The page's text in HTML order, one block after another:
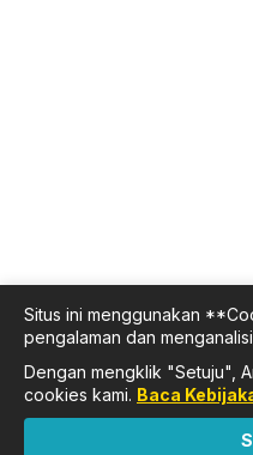
Situs ini menggunakan
pengalaman dan
Dengan mengklik "Setuju",
cookies kami. Baca